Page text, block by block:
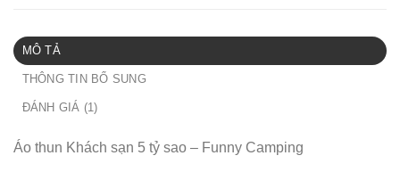
MÔ TẢ
THÔNG TIN BỔ SUNG
ĐÁNH GIÁ (1)
Áo thun Khách sạn 5 tỷ sao – Funny Camping